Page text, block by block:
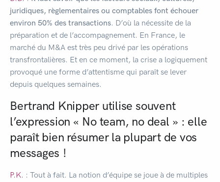
juridiques, règlementaires ou comptables font échouer
environ 50% des transactions. D’où la nécessite de la
préparation et de l’accompagnement. En France, le
marché du M&A est très peu drivé par les opérations
transfrontalières. Et en ce moment, la crise a logiquement
provoqué une forme d’attentisme qui paraît se lever
depuis quelques semaines.
Bertrand Knipper utilise souvent
l’expression « No team, no deal » : elle
paraît bien résumer la plupart de vos
messages !
P.K. : Tout à fait. La notion d’équipe se joue à de multiples